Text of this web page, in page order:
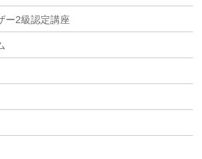
ー2級認定講座